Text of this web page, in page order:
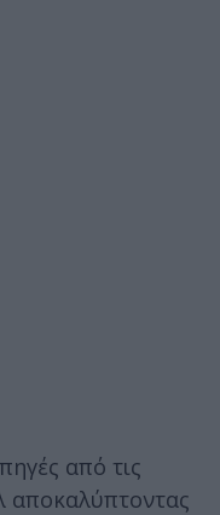
από τις
αποκαλύπτοντας